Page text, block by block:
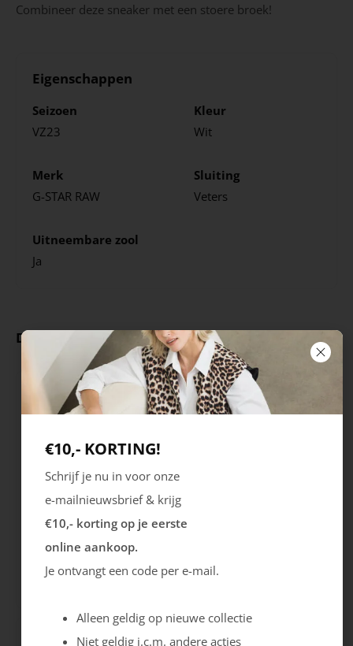
Combineer deze sneaker met een stoere broek!
Eigenschappen
Seizoen
VZ23
Kleur
Wit
Merk
G-STAR RAW
Sluiting
Veters
Uitneembare zool
Ja
Deze producten ga je leuk vinden
Cristallino Roma
€10,- KORTING!
Schrijf je nu in voor onze
e-mailnieuwsbrief & krijg
€10,- korting op je eerste
online aankoop.
Je ontvangt een code per e-mail.
Alleen geldig op nieuwe collectie
Niet geldig i.c.m. andere acties